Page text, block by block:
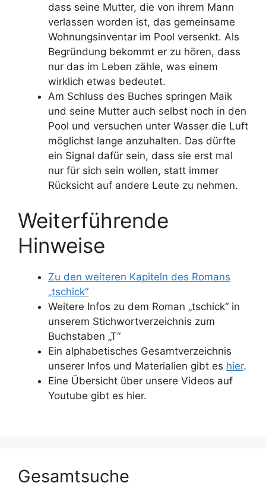
dass seine Mutter, die von ihrem Mann
verlassen worden ist, das gemeinsame
Wohnungsinventar im Pool versenkt. Als
Begründung bekommt er zu hören, dass
nur das im Leben zähle, was einem
wirklich etwas bedeutet.
Am Schluss des Buches springen Maik
und seine Mutter auch selbst noch in den
Pool und versuchen unter Wasser die Luft
möglichst lange anzuhalten. Das dürfte
ein Signal dafür sein, dass sie erst mal
nur für sich sein wollen, statt immer
Rücksicht auf andere Leute zu nehmen.
Weiterführende
Hinweise
Zu den weiteren Kapiteln des Romans
„tschick“
Weitere Infos zu dem Roman „tschick“ in
unserem Stichwortverzeichnis zum
Buchstaben „T“
Ein alphabetisches Gesamtverzeichnis
unserer Infos und Materialien gibt es hier.
Eine Übersicht über unsere Videos auf
Youtube gibt es hier.
Gesamtsuche